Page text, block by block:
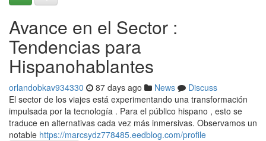
Avance en el Sector :
Tendencias para
Hispanohablantes
orlandobkav934330 87 days ago News
Discuss
El sector de los viajes está experimentando una transformación
impulsada por la tecnología . Para el público hispano , esto se
traduce en alternativas cada vez más inmersivas. Observamos un
notable https://marcsydz778485.eedblog.com/profile